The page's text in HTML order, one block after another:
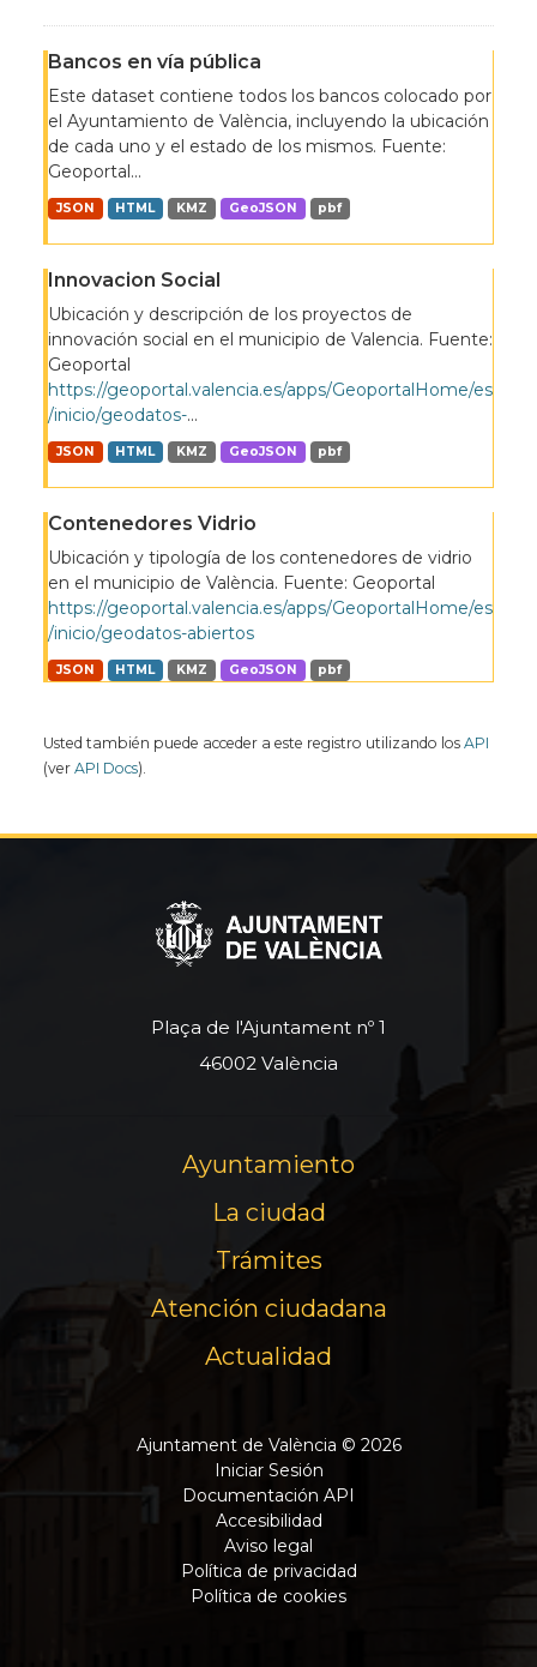
Bancos en vía pública
Este dataset contiene todos los bancos colocado por
el Ayuntamiento de València, incluyendo la ubicación
de cada uno y el estado de los mismos. Fuente:
Geoportal...
JSON HTML KMZ GeoJSON pbf
Innovacion Social
Ubicación y descripción de los proyectos de
innovación social en el municipio de Valencia. Fuente:
Geoportal
https://geoportal.valencia.es/apps/GeoportalHome/es
/inicio/geodatos-...
JSON HTML KMZ GeoJSON pbf
Contenedores Vidrio
Ubicación y tipología de los contenedores de vidrio
en el municipio de València. Fuente: Geoportal
https://geoportal.valencia.es/apps/GeoportalHome/es
/inicio/geodatos-abiertos
JSON HTML KMZ GeoJSON pbf
Usted también puede acceder a este registro utilizando los API
(ver API Docs).
Plaça de l'Ajuntament nº 1
46002 València
Ayuntamiento
La ciudad
Trámites
Atención ciudadana
Actualidad
Ajuntament de València © 2026
Iniciar Sesión
Documentación API
Accesibilidad
Aviso legal
Política de privacidad
Política de cookies